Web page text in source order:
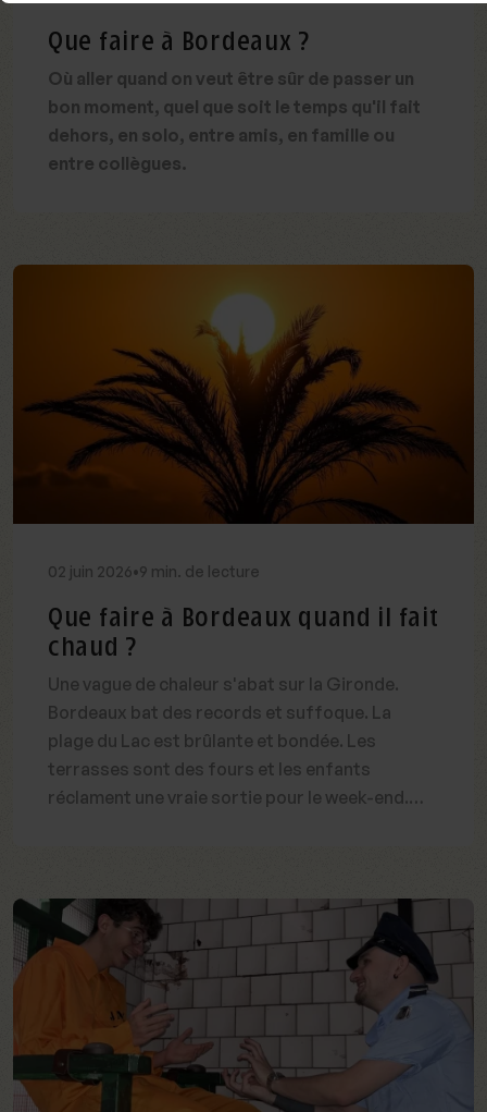
Que faire à Bordeaux ?
Où aller quand on veut être sûr de passer un
bon moment, quel que soit le temps qu'il fait
dehors, en solo, entre amis, en famille ou
entre collègues.
02 juin 2026•9 min. de lecture
Que faire à Bordeaux quand il fait
chaud ?
Une vague de chaleur s'abat sur la Gironde.
Bordeaux bat des records et suffoque. La
plage du Lac est brûlante et bondée. Les
terrasses sont des fours et les enfants
réclament une vraie sortie pour le week-end.
transpirer : Ivazio Island, pour des activités
climatisées et des sorties au frais.